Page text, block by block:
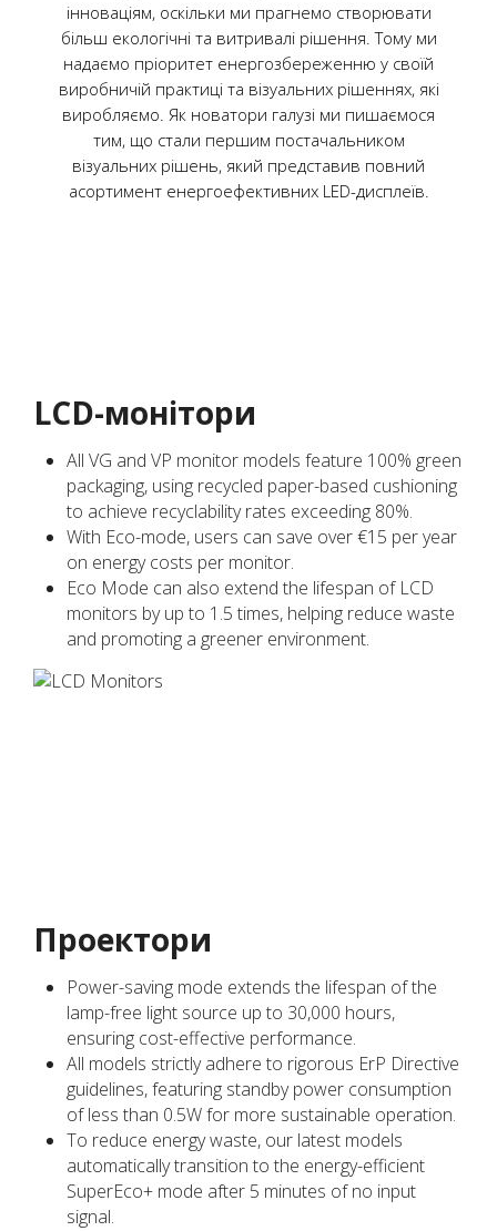
інноваціям, оскільки ми прагнемо створювати
більш екологічні та витривалі рішення. Тому ми
надаємо пріоритет енергозбереженню у своїй
виробничій практиці та візуальних рішеннях, які
виробляємо. Як новатори галузі ми пишаємося
тим, що стали першим постачальником
візуальних рішень, який представив повний
асортимент енергоефективних LED-дисплеїв.
LCD-монітори
All VG and VP monitor models feature 100% green
packaging, using recycled paper-based cushioning
to achieve recyclability rates exceeding 80%.
With Eco-mode, users can save over €15 per year
on energy costs per monitor.
Eco Mode can also extend the lifespan of LCD
monitors by up to 1.5 times, helping reduce waste
and promoting a greener environment.
Проектори
Power-saving mode extends the lifespan of the
lamp-free light source up to 30,000 hours,
ensuring cost-effective performance.
All models strictly adhere to rigorous ErP Directive
guidelines, featuring standby power consumption
of less than 0.5W for more sustainable operation.
To reduce energy waste, our latest models
automatically transition to the energy-efficient
SuperEco+ mode after 5 minutes of no input
signal.